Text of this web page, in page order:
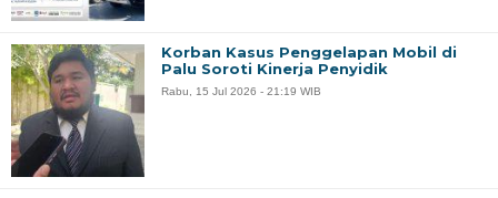
Korban Kasus Penggelapan Mobil di
Palu Soroti Kinerja Penyidik
Rabu, 15 Jul 2026 - 21:19 WIB